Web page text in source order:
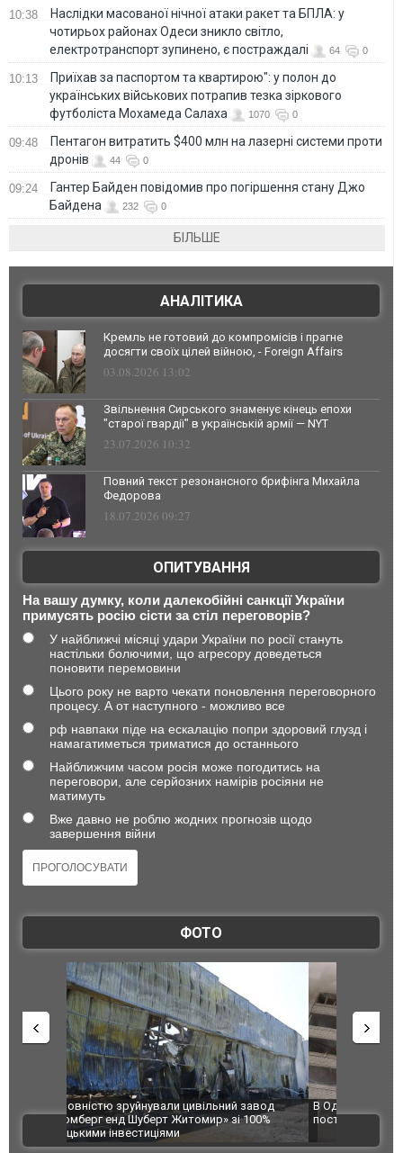
10:38
Наслідки масованої нічної атаки ракет та БПЛА: у
чотирьох районах Одеси зникло світло,
електротранспорт зупинено, є постраждалі
64 0
10:13
Приїхав за паспортом та квартирою": у полон до
українських військових потрапив тезка зіркового
футболіста Мохамеда Салаха
1070 0
09:48
Пентагон витратить $400 млн на лазерні системи проти
дронів
44 0
09:24
Гантер Байден повідомив про погіршення стану Джо
Байдена
232 0
БІЛЬШЕ
АНАЛІТИКА
Кремль не готовий до компромісів і прагне
досягти своїх цілей війною, - Foreign Affairs
03.08.2026 13:02
Звільнення Сирського знаменує кінець епохи
"старої гвардії" в українській армії — NYT
23.07.2026 10:32
Повний текст резонансного брифінга Михайла
Федорова
18.07.2026 09:27
ОПИТУВАННЯ
На вашу думку, коли далекобійні санкції України
примусять росію сісти за стіл переговорів?
У найближчі місяці удари України по росії стануть
настільки болючими, що агресору доведеться
поновити перемовини
Цього року не варто чекати поновлення переговорного
процесу. А от наступного - можливо все
рф навпаки піде на ескалацію попри здоровий глузд і
намагатиметься триматися до останнього
Найближчим часом росія може погодитись на
переговори, але серйозних намірів росіяни не
матимуть
Вже давно не роблю жодних прогнозів щодо
завершення війни
ФОТО
В Одесі та Харкові різко зросла кількість
постраждалих від обстрілу РФ
Ворог
двоє
після
ВІДЕО